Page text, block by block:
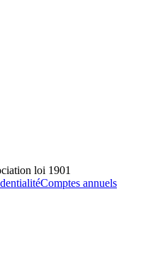
loi 1901
Comptes annuels